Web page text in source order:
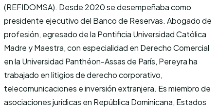
(REFIDOMSA). Desde 2020 se desempeñaba como
presidente ejecutivo del Banco de Reservas. Abogado de
profesión, egresado de la Pontificia Universidad Católica
Madre y Maestra, con especialidad en Derecho Comercial
en la Universidad Panthéon-Assas de París, Pereyra ha
trabajado en litigios de derecho corporativo,
telecomunicaciones e inversión extranjera. Es miembro de
asociaciones jurídicas en República Dominicana, Estados